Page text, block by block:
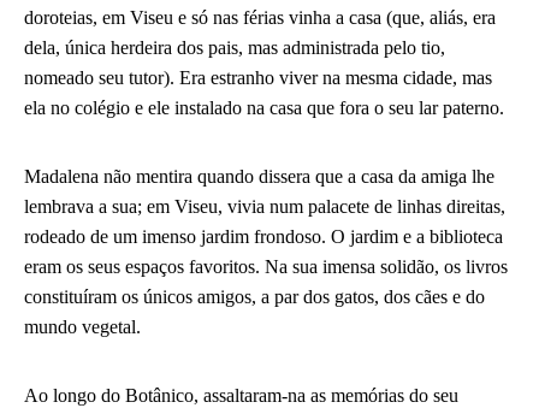
doroteias, em Viseu e só nas férias vinha a casa (que, aliás, era
dela, única herdeira dos pais, mas administrada pelo tio,
nomeado seu tutor). Era estranho viver na mesma cidade, mas
ela no colégio e ele instalado na casa que fora o seu lar paterno.
Madalena não mentira quando dissera que a casa da amiga lhe
lembrava a sua; em Viseu, vivia num palacete de linhas direitas,
rodeado de um imenso jardim frondoso. O jardim e a biblioteca
eram os seus espaços favoritos. Na sua imensa solidão, os livros
constituíram os únicos amigos, a par dos gatos, dos cães e do
mundo vegetal.
Ao longo do Botânico, assaltaram-na as memórias do seu